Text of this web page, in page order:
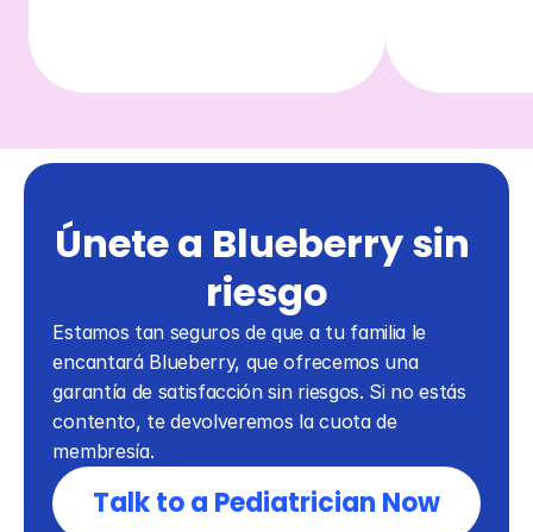
Únete a Blueberry sin
riesgo
Estamos tan seguros de que a tu familia le
encantará Blueberry, que ofrecemos una
garantía de satisfacción sin riesgos. Si no estás
contento, te devolveremos la cuota de
membresía.
Talk to a Pediatrician Now